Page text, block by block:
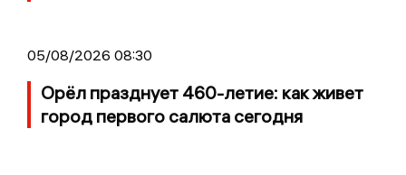
05/08/2026 08:30
Орёл празднует 460-летие: как живет
город первого салюта сегодня